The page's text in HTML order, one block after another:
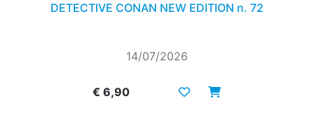
DETECTIVE CONAN NEW EDITION n. 72
14/07/2026
€ 6,90